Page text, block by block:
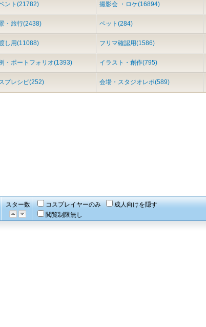
ント(21782) 撮影会 ・ロケ(16894)
・旅行(2438) ペット(284)
し用(11088) フリマ確認用(1586)
・ポートフォリオ(1393) イラスト・創作(795)
プレシピ(252) 会場・スタジオレポ(589)
スター数 コスプレイヤーのみ
成人向けを隠す
閲覧制限無し